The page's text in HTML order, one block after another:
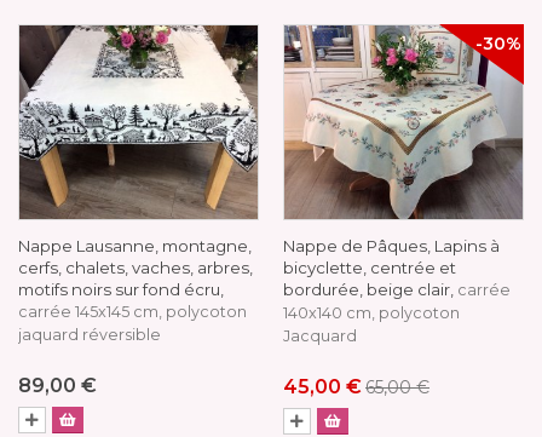
Nappe Lausanne, montagne,
cerfs, chalets, vaches, arbres,
motifs noirs sur fond écru,
carrée 145x145 cm, polycoton
jaquard réversible
89,00 €
-30%
Nappe de Pâques, Lapins à
bicyclette, centrée et
bordurée, beige clair, carrée
140x140 cm, polycoton
Jacquard
45,00 €65,00 €